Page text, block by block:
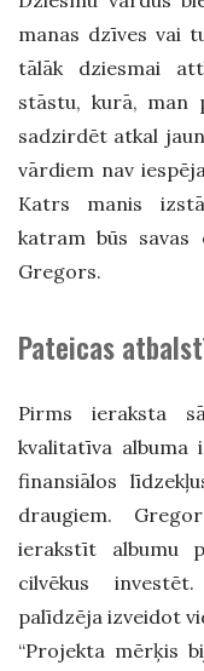
manas dzīves vai
tālāk dziesmai
stāstu, kurā, man
sadzirdēt atkal
vārdiem nav
Katrs manis
katram būs savas
Gregors.
Pateicas
Pirms ieraksta
kvalitatīva albuma
finansiālos
draugiem.
ierakstīt albumu
cilvēkus
palīdzēja izveidot
“Projekta mērķis